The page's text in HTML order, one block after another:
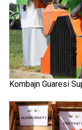
Kombajn Guaresi